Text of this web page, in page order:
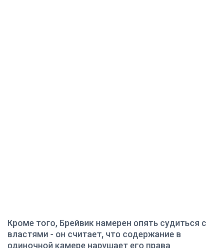
Кроме того, Брейвик намерен опять судиться с
властями - он считает, что содержание в
одиночной камере нарушает его права